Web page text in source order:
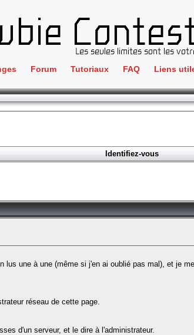
les challenges
Forum Tutoriaux FAQ Liens
IRC
Identifiez-vous
lus une à une (même si j'en ai oublié pas mal), et je
réseau de cette page.
d'un serveur, et le dire à l'administrateur.